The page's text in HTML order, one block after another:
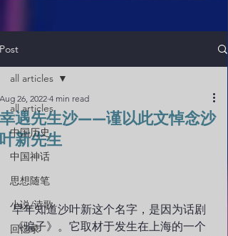
Post
all articles
中国历史
中国神话
思想随笔
小说/诗歌
回忆录
all articles
幸遇先生沙——谨以此文悼念沙
叶新先生
Aug 26, 2022 4 min read
早年知道沙叶新这个名字，是因为话剧
《骗子》。它取材于发生在上海的一个